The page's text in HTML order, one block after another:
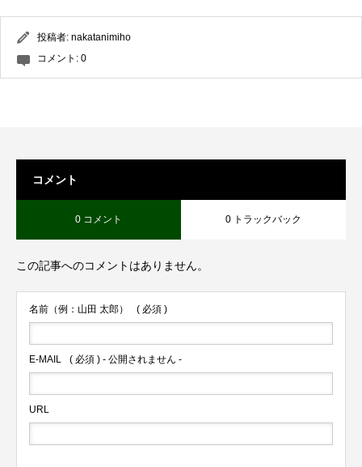
投稿者: nakatanimiho
コメント: 0
コメント
0 コメント 0 トラックバック
この記事へのコメントはありません。
名前（例：山田 太郎） ( 必須 )
E-MAIL ( 必須 ) - 公開されません -
URL